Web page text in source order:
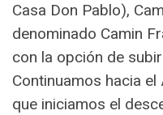
Casa Don Pablo),
denominado Camin
con la opción de
Continuamos hacia
que iniciamos el